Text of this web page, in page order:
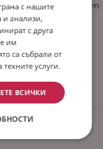
не е просто
от
грижакъм
и
мечтите
с нашите
и анализи,
с друга
им
са събрали от
услуги.
ВСИЧКИ